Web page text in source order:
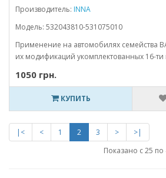
Производитель: INNA
Модель: 532043810-531075010
Применение на автомобилях семейства
их модификаций укомплектованных 16-ти
1050 грн.
КУПИТЬ
|< < 1 2 3 >
>|
Показано с 25 по